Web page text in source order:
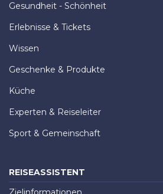
Gesundheit - Schönheit
Erlebnisse & Tickets
Wissen
Geschenke & Produkte
Küche
Experten & Reiseleiter
Sport & Gemeinschaft
REISEASSISTENT